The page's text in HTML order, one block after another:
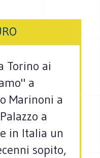
Torino ai
a
Marinoni a
a
in Italia un
sopito,